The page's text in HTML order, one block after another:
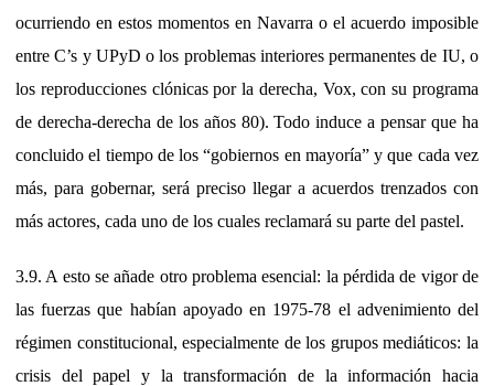
ocurriendo en estos momentos en Navarra o el acuerdo imposible
entre C’s y UPyD o los problemas interiores permanentes de IU, o
los reproducciones clónicas por la derecha, Vox, con su programa
de derecha-derecha de los años 80). Todo induce a pensar que ha
concluido el tiempo de los “gobiernos en mayoría” y que cada vez
más, para gobernar, será preciso llegar a acuerdos trenzados con
más actores, cada uno de los cuales reclamará su parte del pastel.
3.9. A esto se añade otro problema esencial: la pérdida de vigor de
las fuerzas que habían apoyado en 1975-78 el advenimiento del
régimen constitucional, especialmente de los grupos mediáticos: la
crisis del papel y la transformación de la información hacia